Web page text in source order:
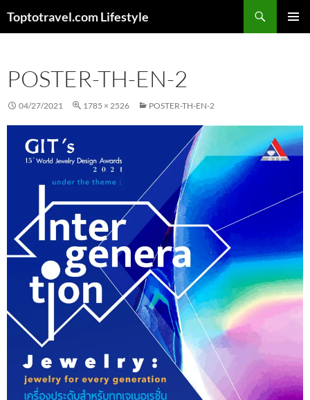
Toptotravel.com Lifestyle
POSTER-TH-EN-2
04/27/2021 1785 × 2526 POSTER-TH-EN-2